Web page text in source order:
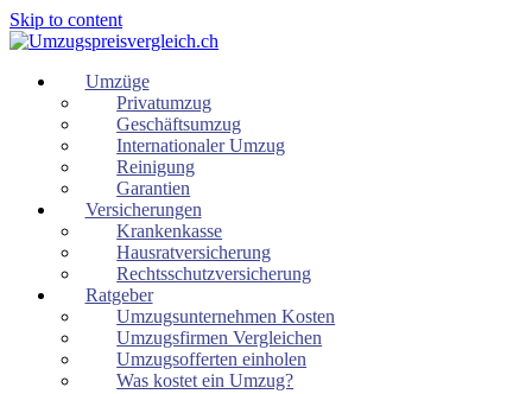
Skip to content
Umzüge
Privatumzug
Geschäftsumzug
Internationaler Umzug
Reinigung
Garantien
Versicherungen
Krankenkasse
Hausratversicherung
Rechtsschutzversicherung
Ratgeber
Umzugsunternehmen Kosten
Umzugsfirmen Vergleichen
Umzugsofferten einholen
Was kostet ein Umzug?